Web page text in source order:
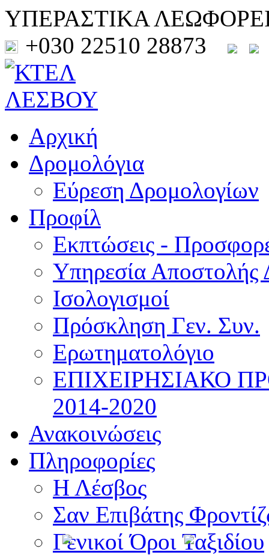
ΥΠΕΡΑΣΤΙΚΑ
+030 22510 28873
Αρχική
Δρομολόγια
Εύρεση Δρομολογίων
Προφίλ
Εκπτώσεις -
Υπηρεσία Αποστολής
Ισολογισμοί
Πρόσκληση Γεν. Συν.
Ερωτηματολόγιο
ΕΠΙΧΕΙΡΗΣΙΑΚΟ
2014-2020
Ανακοινώσεις
Πληροφορίες
Η Λέσβος
Σαν Επιβάτης
Γενικοί Όροι Ταξιδίου